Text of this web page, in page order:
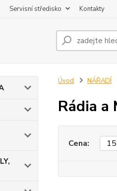
Servisní středisko Kontakty
Úvod NÁŘADÍ
Rádia a
Cena: